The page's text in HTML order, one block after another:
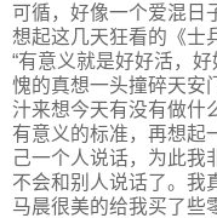
可循，好像一个爱混日
想起这几天狂看的《士
“有意义就是好好活，
愧的真想一头撞碎天安
汁来想今天有没有做什
有意义的标准，再想起
己一个人说话，为此我
不会和别人说话了。我
马晨很美的给我买了些